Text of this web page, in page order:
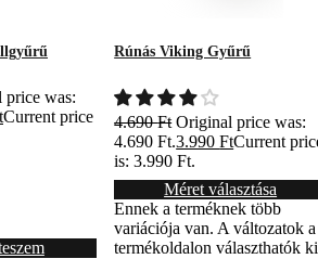
price was:
Current price
Rúnás Viking Gyűrű
4.690Ft Original price was:
4.690 Ft.3.990FtCurrent
is: 3.990 Ft.
Méret választása
Ennek a terméknek több
variációja van. A változatok a
termékoldalon választhatók ki